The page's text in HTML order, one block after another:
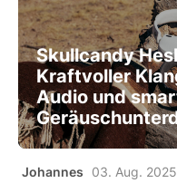
Skullcandy
Kraftvoller
Audio und
Johannes 03. Aug. 2025